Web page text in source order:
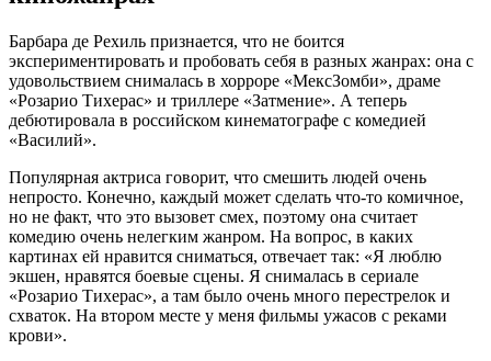
Барбара де Рехиль признается, что не боится
экспериментировать и пробовать себя в разных жанрах: она с
удовольствием снималась в хорроре «МексЗомби», драме
«Розарио Тихерас» и триллере «Затмение». А теперь
дебютировала в российском кинематографе с комедией
«Василий».
Популярная актриса говорит, что смешить людей очень
непросто. Конечно, каждый может сделать что-то комичное,
но не факт, что это вызовет смех, поэтому она считает
комедию очень нелегким жанром. На вопрос, в каких
картинах ей нравится сниматься, отвечает так: «Я люблю
экшен, нравятся боевые сцены. Я снималась в сериале
«Розарио Тихерас», а там было очень много перестрелок и
схваток. На втором месте у меня фильмы ужасов с реками
крови».